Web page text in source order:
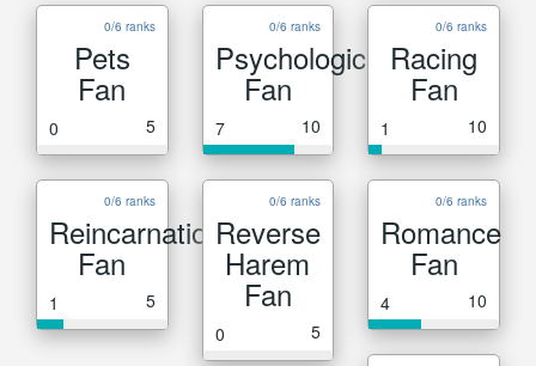
0/6 ranks
Pets
Fan
0 5
0/6 ranks
Psychological
Fan
7 10
0/6 ranks
Racing
Fan
1 10
0/6 ranks
Reincarnation
Fan
1 5
0/6 ranks
Reverse
Harem
Fan
0 5
0/6 ranks
Romance
Fan
4 10